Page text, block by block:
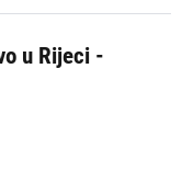
u Rijeci -